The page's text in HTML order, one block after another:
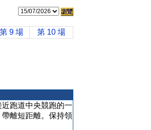
第 9 場 第 10 場
跑道中央競跑的一
離短距離。保持領